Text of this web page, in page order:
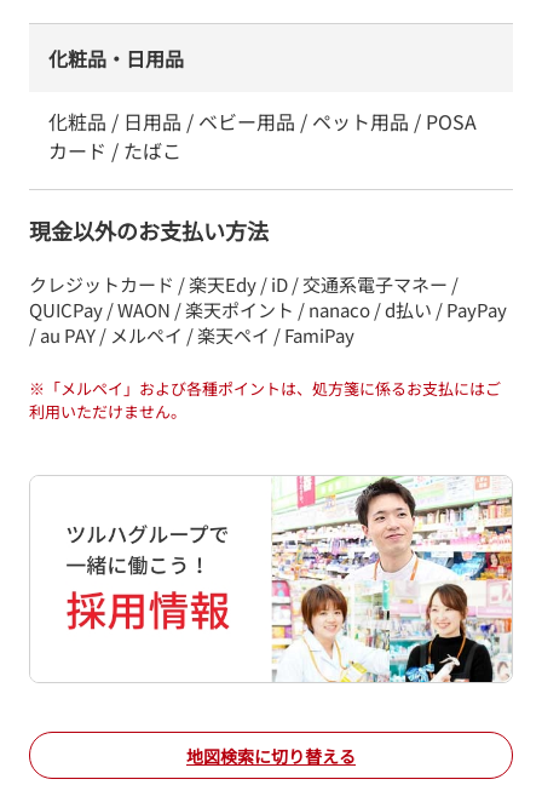
化粧品・日用品
化粧品 / 日用品 / ベビー用品 / ペット用品 / POSA
カード / たばこ
現金以外のお支払い方法
クレジットカード / 楽天Edy / iD / 交通系電子マネー /
QUICPay / WAON / 楽天ポイント / nanaco / d払い / PayPay
/ au PAY / メルペイ / 楽天ペイ / FamiPay
※ 「メルペイ」および各種ポイントは、処方箋に係るお支払にはご
利用いただけません。
地図検索に切り替える